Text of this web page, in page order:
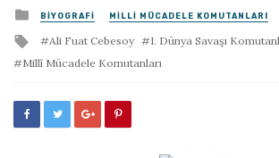
Posted
in
BIYOGRAFI MILLI MÜCADELE KOMUTANLARI
Tagged
with
Ali Fuat Cebesoy
I. Dünya Savaşı
Millî Mücadele Komutanları